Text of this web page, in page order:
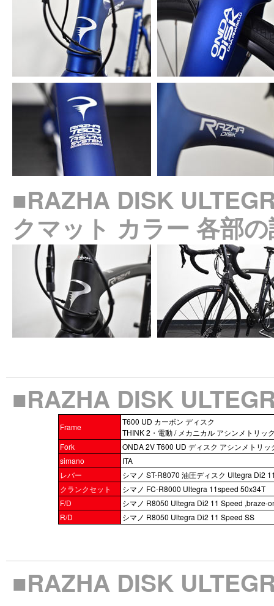
■RAZHA DISK
クマット カラー 各部
■RAZHA DISK
Frame
T600 UD カーボン ディスク
THINK 2・電動 / メカニカル アシンメトリッ
Fork
ONDA 2V T600 UD ディスク アシンメトリッ
simano
ITA
レバー
シマノ ST-R8070 油圧ディスク Ultegra Di2
クランクセット
シマノ FC-R8000 Ultegra 11speed 50x34T
F/D
シマノ R8050 Ultegra Di2 11 Speed ,braze-
R/D
シマノ R8050 Ultegra Di2 11 Speed SS
■RAZHA DISK